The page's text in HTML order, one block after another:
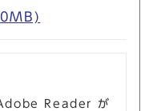
Adobe Reader が